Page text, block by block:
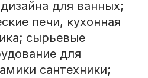
для ванных;
печи, кухонная
сырьевые
для
сантехники;